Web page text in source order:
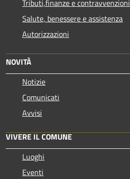
Tributi,finanze e contravvenzioni
Salute, benessere e assistenza
Autorizzazioni
NOVITÀ
Notizie
Comunicati
Avvisi
VIVERE IL COMUNE
Luoghi
Eventi